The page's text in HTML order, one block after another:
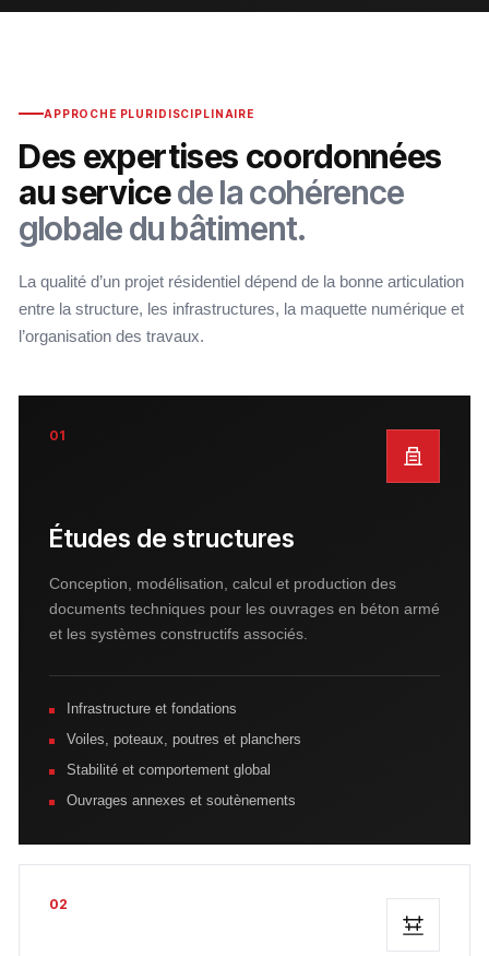
APPROCHE PLURIDISCIPLINAIRE
Des expertises coordonnées
au servicede la cohérence
globale du bâtiment.
La qualité d’un projet résidentiel dépend de la bonne articulation
entre la structure, les infrastructures, la maquette numérique et
l’organisation des travaux.
01
Études de structures
Conception, modélisation, calcul et production des
documents techniques pour les ouvrages en béton armé
et les systèmes constructifs associés.
Infrastructure et fondations
Voiles, poteaux, poutres et planchers
Stabilité et comportement global
Ouvrages annexes et soutènements
02